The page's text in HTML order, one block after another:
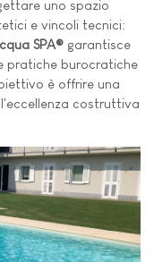
uno spazio
e vincoli tecnici:
SPA® garantisce
pratiche burocratiche
è offrire una
costruttiva